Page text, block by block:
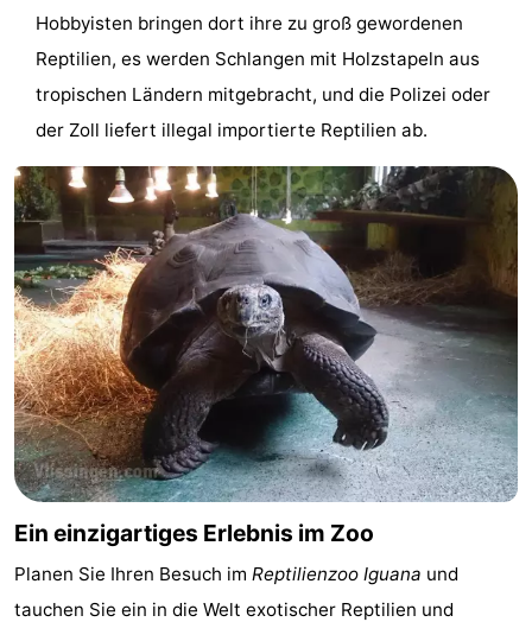
Fähre
Medizin
Adressen
Region
Zeeland
Schouwen-
Duiveland
-
Renesse
-
Brouwershaven
-
Bruinisse
-
Zierikzee
-
Oosterschelde
Burgh
-
Hobbyisten bringen dort ihre zu groß gewordenen
Reptilien, es werden Schlangen mit Holzstapeln aus
tropischen Ländern mitgebracht, und die Polizei oder
der Zoll liefert illegal importierte Reptilien ab.
Ein einzigartiges Erlebnis im Zoo
Planen Sie Ihren Besuch im Reptilienzoo Iguana und
tauchen Sie ein in die Welt exotischer Reptilien und